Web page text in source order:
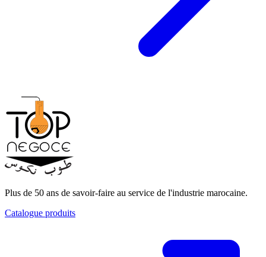
Plus de 50 ans de savoir-faire au service de l'industrie marocaine.
Catalogue produits